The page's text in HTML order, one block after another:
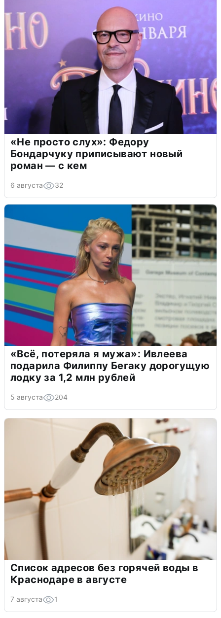
«Не просто слух»: Федору
Бондарчуку приписывают новый
роман — с кем
6 августа 32
«Всё, потеряла я мужа»: Ивлеева
подарила Филиппу Бегаку дорогущую
лодку за 1,2 млн рублей
5 августа 204
Список адресов без горячей воды в
Краснодаре в августе
7 августа 1